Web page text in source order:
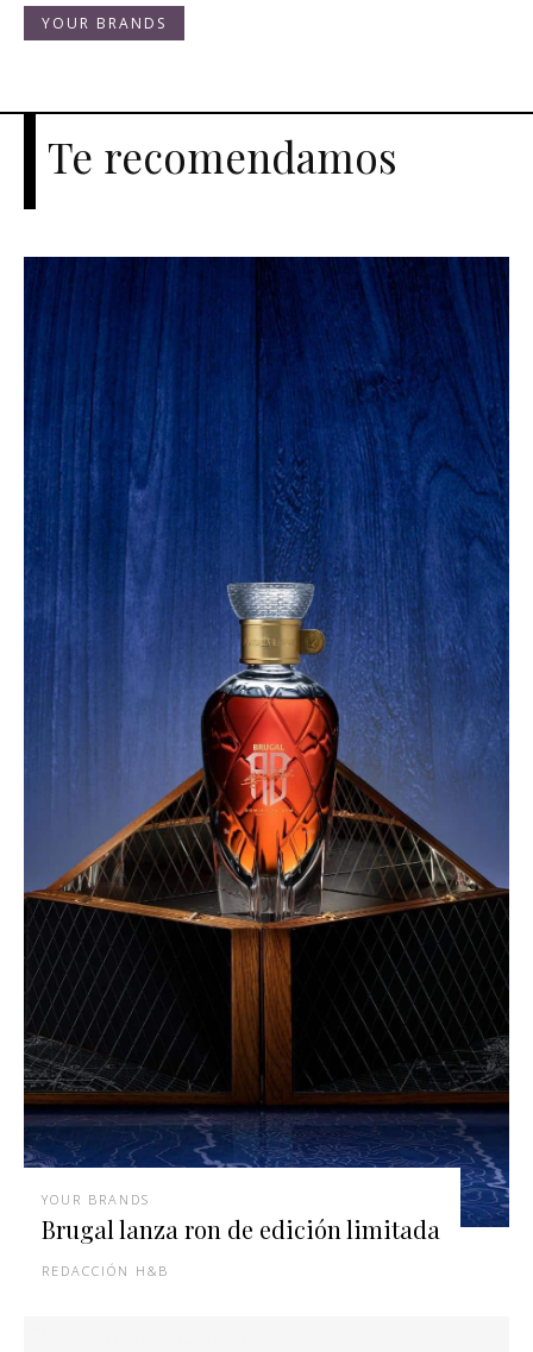
YOUR BRANDS
Te recomendamos
YOUR BRANDS
Brugal lanza ron de edición limitada
REDACCIÓN H&B